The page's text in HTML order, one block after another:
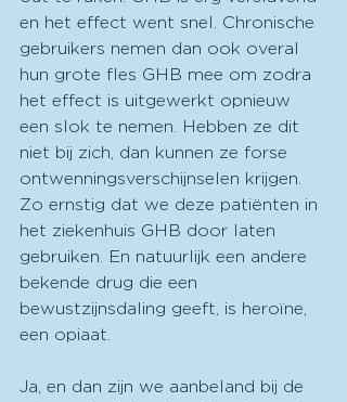
en het effect went snel. Chronische
gebruikers nemen dan ook overal
hun grote fles GHB mee om zodra
het effect is uitgewerkt opnieuw
een slok te nemen. Hebben ze dit
niet bij zich, dan kunnen ze forse
ontwenningsverschijnselen krijgen.
Zo ernstig dat we deze patiënten in
het ziekenhuis GHB door laten
gebruiken. En natuurlijk een andere
bekende drug die een
bewustzijnsdaling geeft, is heroïne,
een opiaat.
Ja, en dan zijn we aanbeland bij de